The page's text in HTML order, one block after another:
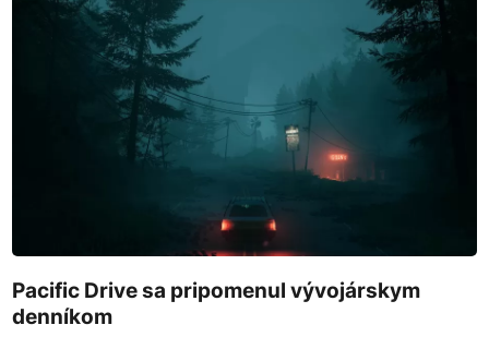
Pacific Drive sa pripomenul vývojárskym
denníkom